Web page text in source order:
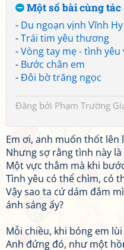
Một số bài cùng tác
- Du ngoạn vịnh Vĩnh Hy
-Trái tim yêu thương
-Vòng tay mẹ - tình yêu
- Bước chân em
-Đôi bờ trăng ngọc
Đăng bởi Phạm Trường
Em ơi, anh muốn thốt lên
Nhưng sợ rằng tình này
Một vực thẳm mà khi
Tình yêu có thể chìm, có
Vậy sao ta cứ dám đắm
ánh sáng ấy?
Mỗi chiều, khi bóng em lùi
Anh đứng đó, như một